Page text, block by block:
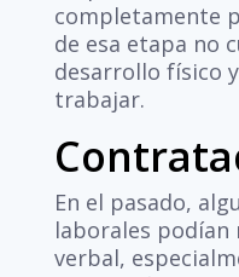
completamente
de esa etapa no
desarrollo físico
trabajar.
En el pasado,
laborales podían
verbal,